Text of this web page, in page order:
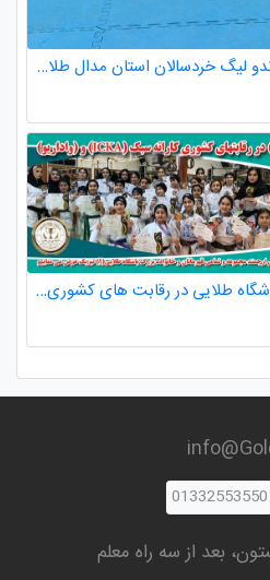
فینال مسابقات قهرمانی تکواندو لیگ خردسالان استان مدال طلا صدرا ظفری از باشگاه طلایی به مربیگری استاد عسکری مربی ارزنده باشگاه
کسب مقام قهرمانی بانوان باشگاه طلایی در رقابت های کشوری کاراته
01332553550
بعد از سه راه معلم